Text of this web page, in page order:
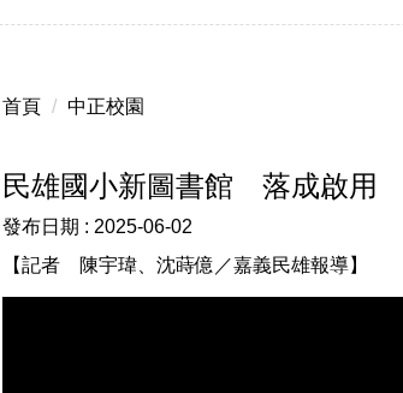
首頁 中正校園
民雄國小新圖書館 落成啟用
發布日期 : 2025-06-02
【記者 陳宇瑋、沈蒔億／嘉義民雄報導】